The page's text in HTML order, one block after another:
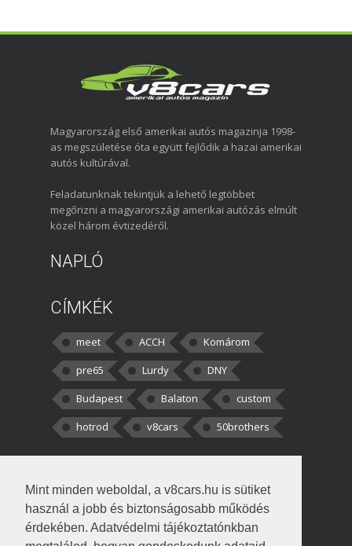
Mint minden weboldal, a v8cars.hu is sütiket
használ a jobb és biztonságosabb működés
érdekében. Adatvédelmi tájékoztatónkban
Magyarország első amerikai autós magazinja 1998-
as megszületése óta együtt fejlődik a hazai amerikai
autós kultúrával.
Feladatunknak tekintjük a lehető legtöbbet
megőrizni a magyarországi amerikai autózás elmúlt
közel három évtizedéről.
NAPLÓ
CÍMKÉK
meet ACCH
Komárom
pre65
Lurdy
DNY
Budapest
Balaton
custom
hotrod
v8cars 50brothers
kortisz:Elszúrtam! Én csak két
darabbaal számoltam. Nem tudtam, hogy fél autót,